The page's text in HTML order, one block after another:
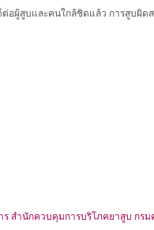
ผู้สูบและคนใกล้ชิดแล้ว การสูบผิดส
สำนักควบคุมการบริโภคยาสูบ กรม